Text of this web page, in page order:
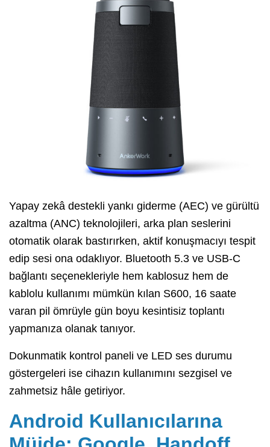
Yapay zekâ destekli yankı giderme (AEC) ve gürültü
azaltma (ANC) teknolojileri, arka plan seslerini
otomatik olarak bastırırken, aktif konuşmacıyı tespit
edip sesi ona odaklıyor. Bluetooth 5.3 ve USB-C
bağlantı seçenekleriyle hem kablosuz hem de
kablolu kullanımı mümkün kılan S600, 16 saate
varan pil ömrüyle gün boyu kesintisiz toplantı
yapmanıza olanak tanıyor.
Dokunmatik kontrol paneli ve LED ses durumu
göstergeleri ise cihazın kullanımını sezgisel ve
zahmetsiz hâle getiriyor.
Android Kullanıcılarına